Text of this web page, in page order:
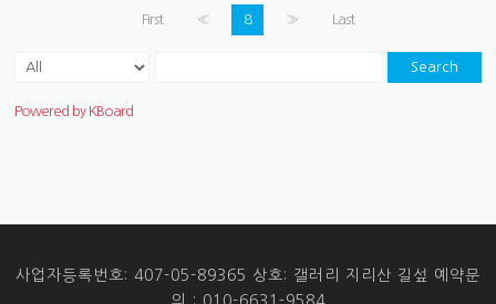
First « 8 » Last
Search
Powered by KBoard
사업자등록번호: 407-05-89365 상호: 갤러리 지리산 길섶 예약문
의 : 010-6631-9584